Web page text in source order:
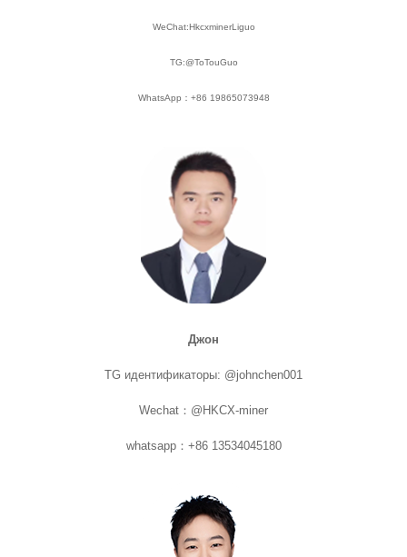
WeChat:HkcxminerLiguo
TG:@ToTouGuo
WhatsApp：+86 19865073948
Джон
TG идентификаторы: @johnchen001
Wechat：@HKCX-miner
whatsapp：+86 13534045180